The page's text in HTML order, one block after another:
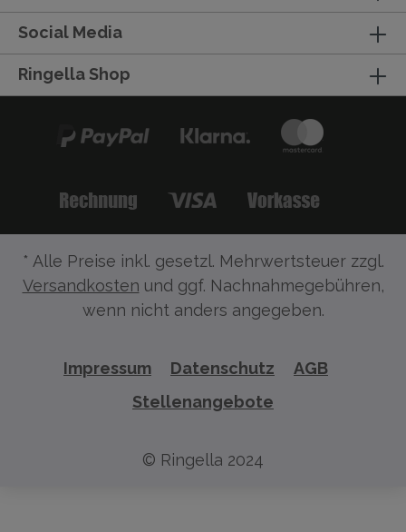
Social Media
Ringella Shop
* Alle Preise inkl. gesetzl. Mehrwertsteuer zzgl.
Versandkosten und ggf. Nachnahmegebühren,
wenn nicht anders angegeben.
Impressum Datenschutz
AGB
Stellenangebote
© Ringella 2024